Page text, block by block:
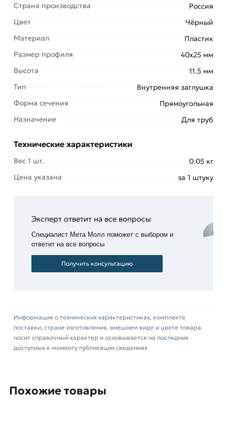
изготавливаются из высокопрочного пластика,
который обладает стойкостью к воздействию
ультрафиолета и температур.
Благодаря характеристикам материала,
они обеспечивают герметичность конструкции:
заглушка плотно прилегает к трубе с
прямоугольным сечением.
Заглушки 40х25 мм применяются при
Заглушки прямоугольной формы доступны в
различных типоразмерах, что позволяет
подобрать оптимальный вариант под
Для приобретения данной позиции, кликните
мышкой«Добавить в корзину»
Страна производства
Россия
Цвет
Чёрный
Материал
Пластик
Размер профиля
40х25 мм
Высота
11.5 мм
Тип
Внутренняя заглушка
Форма сечения
Прямоугольная
Назначение
Для труб
Технические характеристики
Вес 1 шт.
0.05 кг
Цена указана
за 1 штуку
Эксперт ответит на все вопросы
Специалист Мета Молл поможет с выбором и
ответит на все вопросы
Получить консультацию
Информация о технических характеристиках, комплекте
поставки, стране изготовления, внешнем виде и цвете товара
носит справочный характер и основывается на последних
доступных к моменту публикации сведениях
Похожие товары